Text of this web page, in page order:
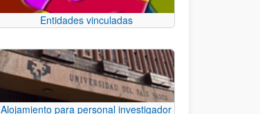
Entidades vinculadas
Alojamiento para personal investigador